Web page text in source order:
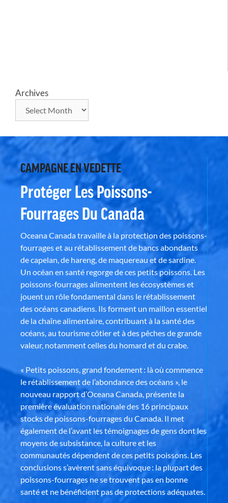
Archives
CAMPAGNE EN VEDETTE
Protéger Les Poissons-
Fourrages Du Canada
Oceana Canada travaille à la protection des poissons-
fourrages et au rétablissement de bancs abondants
de capelan, de hareng, de maquereau et de sardine.
Un océan en santé regorge de ces petits poissons. Les
poissons-fourrages alimentent les écosystèmes et
jouent un rôle fondamental dans le rétablissement
des océans canadiens. Ils forment un maillon essentiel
de la chaîne alimentaire, contribuant à la santé des
océans, au tourisme côtier et à des pêches de grande
valeur, notamment celles du homard et du crabe.
« Petits poissons, grand fondement : là où commence
le rétablissement de l’abondance des océans », le
nouveau rapport d’Oceana Canada, présente la
première évaluation nationale des 16 principaux
stocks de poissons-fourrages du Canada. Il met
également de l’avant les témoignages de gens dont les
moyens de subsistance, la culture et les
communautés dépendent de ces petits poissons. Les
conclusions s’avèrent sans équivoque : la plupart des
poissons-fourrages ne se trouvent pas en bonne
santé et ne bénéficient pas de protections adéquates.